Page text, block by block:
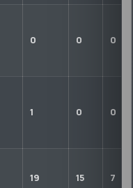
0 0 0
1 0 0
19 15 7